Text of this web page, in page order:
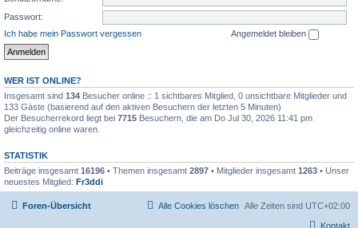
Passwort:
Ich habe mein Passwort vergessen
Angemeldet bleiben
WER IST ONLINE?
Insgesamt sind 134 Besucher online :: 1 sichtbares Mitglied, 0 unsichtbare Mitglieder und
133 Gäste (basierend auf den aktiven Besuchern der letzten 5 Minuten)
Der Besucherrekord liegt bei 7715 Besuchern, die am Do Jul 30, 2026 11:41 pm
gleichzeitig online waren.
STATISTIK
Beiträge insgesamt 16196 • Themen insgesamt 2897 • Mitglieder insgesamt 1263 • Unser
neuestes Mitglied: Fr3ddi
Foren-Übersicht Alle Zeiten sind UTC+02:00
Alle Cookies löschen
Kontakt